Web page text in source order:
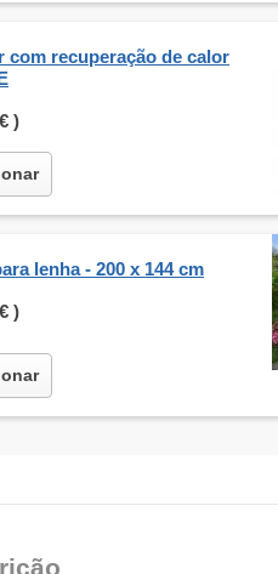
com recuperação de calor
)
lenha - 200 x 144 cm
)